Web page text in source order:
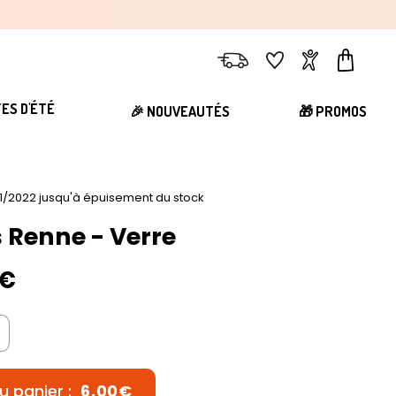
LivraisonFavorisComptePanier
D'ÉTÉ 🎉 NOUVEAUTÉS 🎁 PROMOS
2022 jusqu'à épuisement du stock
Renne - Verre
panier : 6,00€